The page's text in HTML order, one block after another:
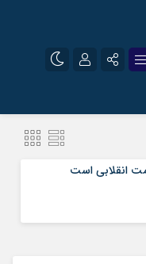
انقلابی است